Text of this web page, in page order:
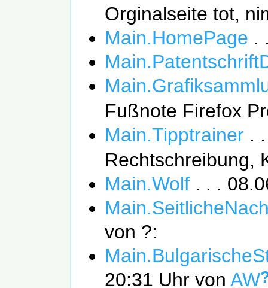
Orginalseite tot,
Main.HomePage .
Fußnote Firefox
Main.Tipptrainer .
Rechtschreibung,
Main.Wolf . . .
von ?:
20:31 Uhr von AW